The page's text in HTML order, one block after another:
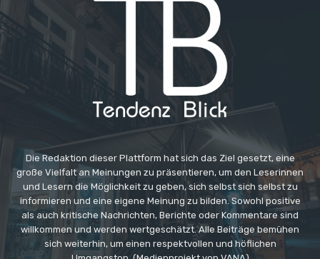
Die Redaktion dieser Plattform hat sich das Ziel gesetzt, eine
große Vielfalt an Meinungen zu präsentieren, um den Leserinnen
und Lesern die Möglichkeit zu geben, sich selbst sich selbst zu
informieren und eine eigene Meinung zu bilden. Sowohl positive
als auch kritische Nachrichten, Berichte oder Kommentare sind
willkommen und werden wertgeschätzt. Alle Beiträge bemühen
sich weiterhin, um einen respektvollen und höflichen